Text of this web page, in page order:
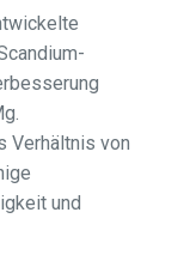
Verhältnis von
und